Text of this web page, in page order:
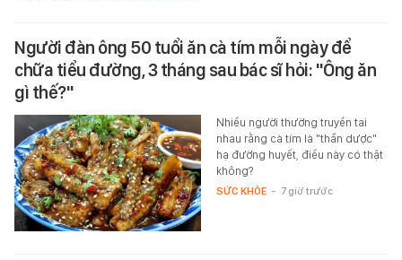
Người đàn ông 50 tuổi ăn cà tím mỗi ngày để
chữa tiểu đường, 3 tháng sau bác sĩ hỏi: "Ông ăn
gì thế?"
Nhiều người thường truyền tai
nhau rằng cà tím là "thần dược"
hạ đường huyết, điều này có thật
không?
SỨC KHỎE - 7 giờ trước